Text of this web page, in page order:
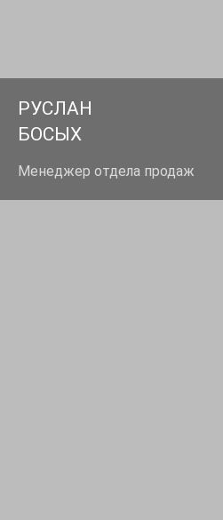
РУСЛАН
БОСЫХ
Менеджер отдела продаж